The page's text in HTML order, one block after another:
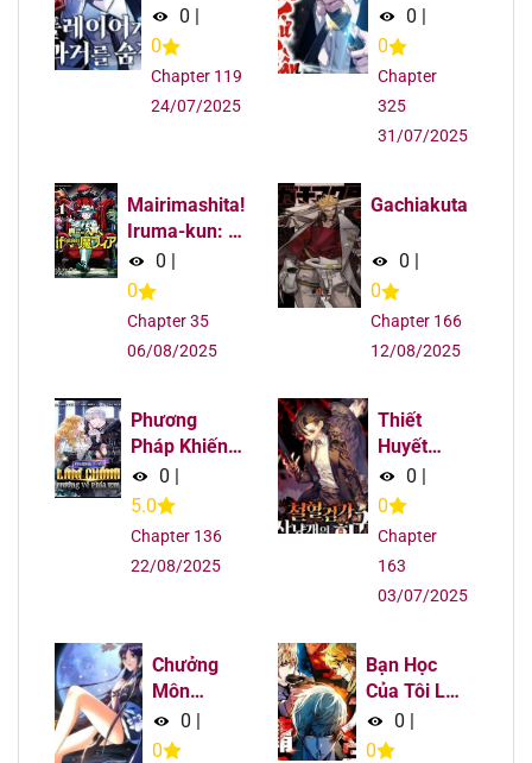
Chapter 42 01/08/2025
Chapter 41 01/08/2025
01/08/2025
Chapter 39 01/08/2025
Chapter 38 01/08/2025
Chapter 37 01/08/2025
Chapter 35 01/08/2025
Chapter 34 01/08/2025
Chapter 33 01/08/2025
Chapter 31 01/08/2025
Chapter 30
Giấu Quá
Khứ
0
0
Chapter 119
24/07/2025
Chết
0
0
Chapter
325
31/07/2025
Mairimashita!
Iruma-kun: IF
Episode of
MAFIA
0 |
0
Chapter 35
06/08/2025
Gachiakuta
0 |
0
Chapter 166
12/08/2025
Phương
Pháp Khiến
Phu Quân
Đứng Về
Phía Tôi
0 |
5.0
Chapter 136
22/08/2025
Thiết
Huyết
Kiếm Sĩ
Hồi Quy
0 |
0
Chapter
163
03/07/2025
Chưởng
Môn
Khiêm Tốn
Chút
0 |
0
Bạn Học
Của Tôi Là
Lính Đánh
Thuê
0 |
0